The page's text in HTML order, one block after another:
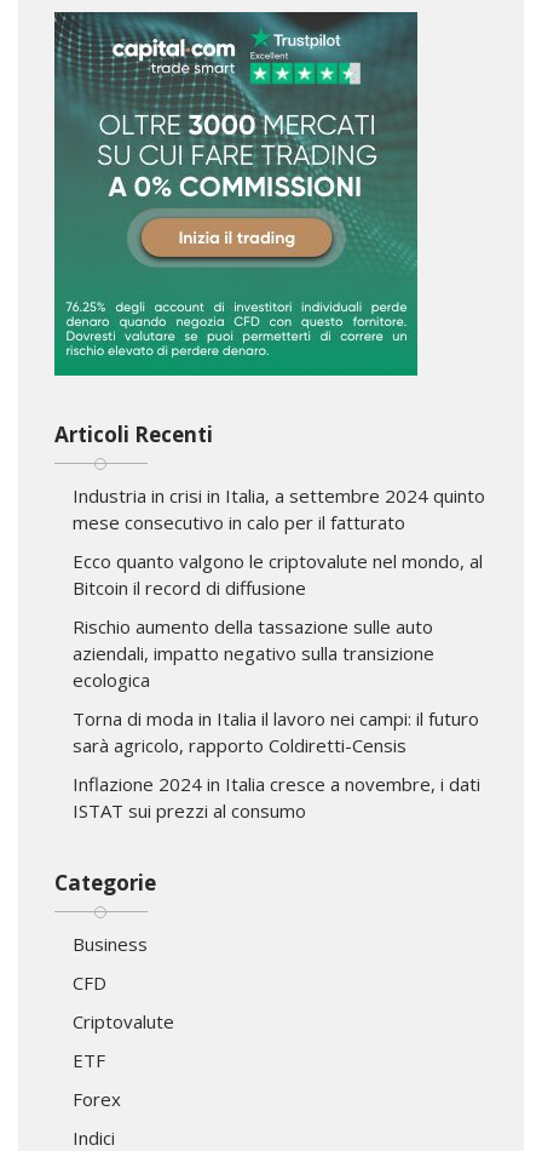
Articoli Recenti
Industria in crisi in Italia, a settembre 2024 quinto
mese consecutivo in calo per il fatturato
Ecco quanto valgono le criptovalute nel mondo, al
Bitcoin il record di diffusione
Rischio aumento della tassazione sulle auto
aziendali, impatto negativo sulla transizione
ecologica
Torna di moda in Italia il lavoro nei campi: il futuro
sarà agricolo, rapporto Coldiretti-Censis
Inflazione 2024 in Italia cresce a novembre, i dati
ISTAT sui prezzi al consumo
Categorie
Business
CFD
Criptovalute
ETF
Forex
Indici